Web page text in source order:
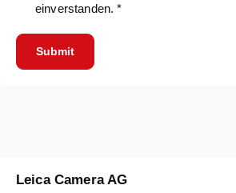
einverstanden. *
Submit
Leica Camera AG